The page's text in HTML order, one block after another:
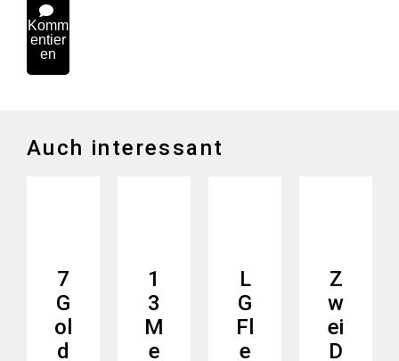
Komm
entier
en
Auch interessant
7
G
ol
d
1
3
M
e
L
G
Fl
e
Z
w
ei
D